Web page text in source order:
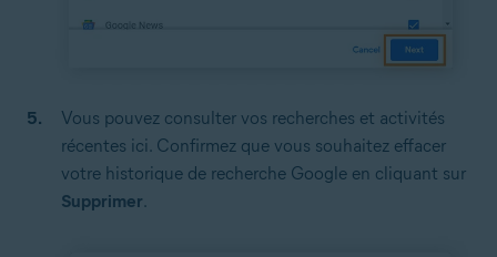
Vous pouvez consulter vos recherches et activités
récentes ici. Confirmez que vous souhaitez effacer
votre historique de recherche Google en cliquant sur
Supprimer.